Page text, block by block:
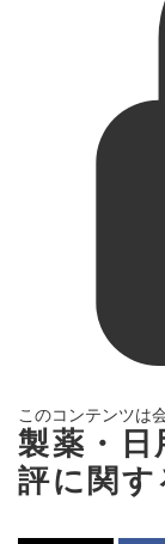
このコンテンツは
製薬・日
評に関